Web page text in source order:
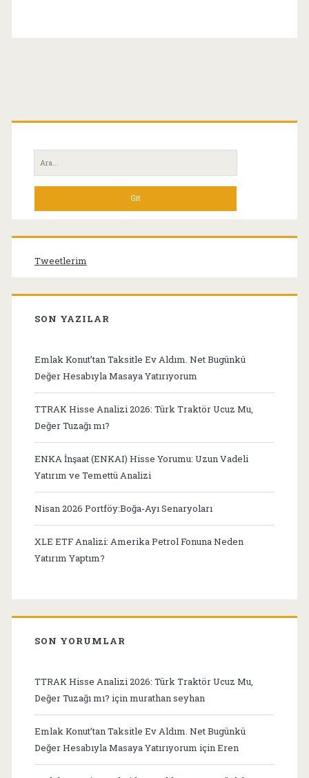
Birincil
Yan
Menü
Ara:
Tweetlerim
SON YAZILAR
Emlak Konut’tan Taksitle Ev Aldım. Net Bugünkü
Değer Hesabıyla Masaya Yatırıyorum
TTRAK Hisse Analizi 2026: Türk Traktör Ucuz Mu,
Değer Tuzağı mı?
ENKA İnşaat (ENKAI) Hisse Yorumu: Uzun Vadeli
Yatırım ve Temettü Analizi
Nisan 2026 Portföy:Boğa-Ayı Senaryoları
XLE ETF Analizi: Amerika Petrol Fonuna Neden
Yatırım Yaptım?
SON YORUMLAR
TTRAK Hisse Analizi 2026: Türk Traktör Ucuz Mu,
Değer Tuzağı mı? içinmurathan seyhan
Emlak Konut’tan Taksitle Ev Aldım. Net Bugünkü
Değer Hesabıyla Masaya Yatırıyorum içinEren